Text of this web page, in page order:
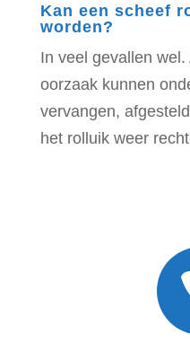
Kan een scheef
worden?
In veel gevallen
oorzaak kunnen
vervangen,
het rolluik weer